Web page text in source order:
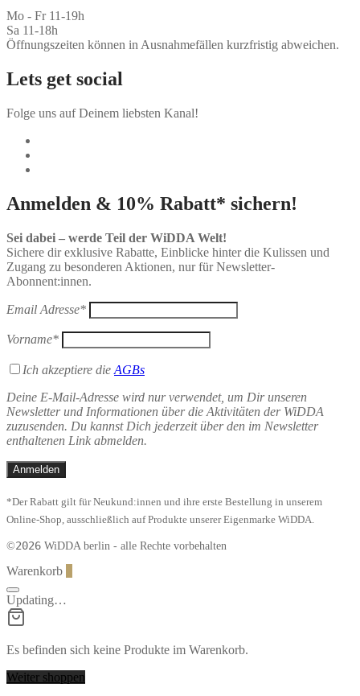
Mo - Fr 11-19h
Sa 11-18h
Öffnungszeiten können in Ausnahmefällen kurzfristig abweichen.
Lets get social
Folge uns auf Deinem liebsten Kanal!
Anmelden & 10% Rabatt* sichern!
Sei dabei – werde Teil der WiDDA Welt!
Sichere dir exklusive Rabatte, Einblicke hinter die Kulissen und
Zugang zu besonderen Aktionen, nur für Newsletter-
Abonnent:innen.
Email Adresse*
Vorname*
Ich akzeptiere die AGBs
Deine E-Mail-Adresse wird nur verwendet, um Dir unseren
Newsletter und Informationen über die Aktivitäten der WiDDA
zuzusenden. Du kannst Dich jederzeit über den im Newsletter
enthaltenen Link abmelden.
*Der Rabatt gilt für Neukund:innen und ihre erste Bestellung in unserem
Online-Shop, ausschließlich auf Produkte unserer Eigenmarke WiDDA.
©2026 WiDDA berlin - alle Rechte vorbehalten
Warenkorb
Updating…
Es befinden sich keine Produkte im Warenkorb.
Weiter shoppen